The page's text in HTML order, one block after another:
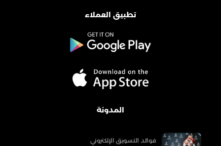
تطبيق العملاء
المدونة
فوائد التسويق الإلكتروني